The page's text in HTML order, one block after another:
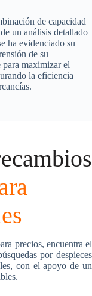
de capacidad
un análisis detallado
ha evidenciado su
de su
maximizar el
la eficiencia
precios, encuentra el
por despieces
con el apoyo de un